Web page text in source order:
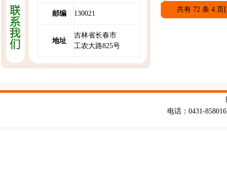
邮编 130021
地址
吉林省长春市
工农大路825号
共有 72 条 4
电话：0431-